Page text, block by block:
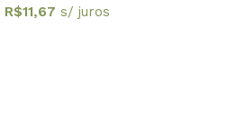
R$11,67 s/ juros